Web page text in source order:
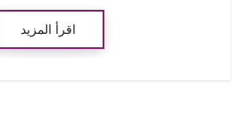
اقرأ المزيد